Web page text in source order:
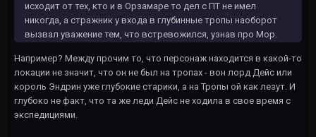
исходит от тех, кто и в Орзамаре то дел с ПТ не имел
никогда, а стражник у входа в глубинные тропы наоборот
вызвал уважение тем, что встревожился, узнав про Мор.
Например? Между прочим то, что персонаж находится в какой-то
локации не значит, что он не был на тропах - вон лорд Дейс или
король Эндрин уже глубокие старики, а на Тропы ой как лезут. И
глубоко не факт, что та же леди Дейс не ходила в свое время с
экспедициями.